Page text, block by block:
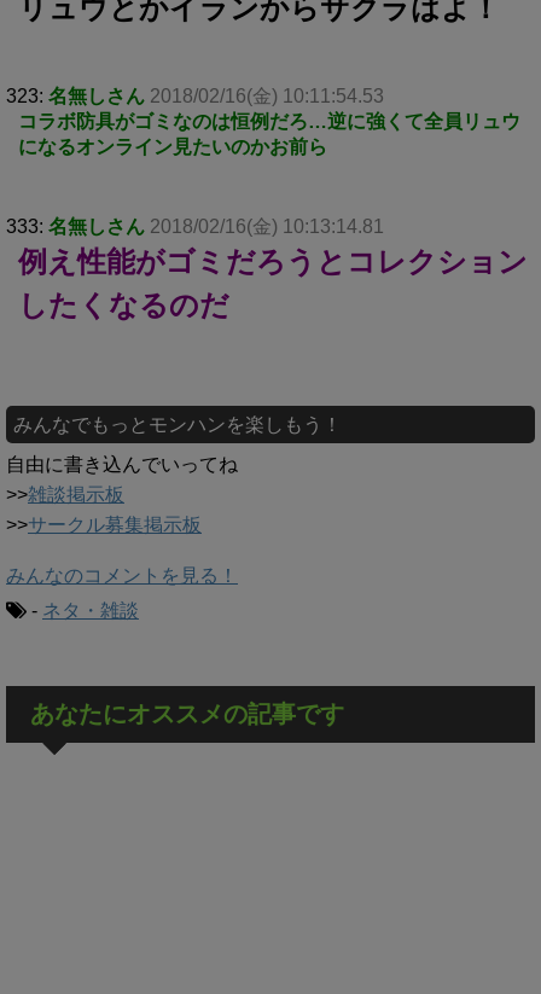
リュウとかイランからサクラはよ！
323: 名無しさん 2018/02/16(金) 10:11:54.53
コラボ防具がゴミなのは恒例だろ…逆に強くて全員リュウ
になるオンライン見たいのかお前ら
333: 名無しさん 2018/02/16(金) 10:13:14.81
例え性能がゴミだろうとコレクション
したくなるのだ
みんなでもっとモンハンを楽しもう！
自由に書き込んでいってね
>>雑談掲示板
>>サークル募集掲示板
みんなのコメントを見る！
- ネタ・雑談
あなたにオススメの記事です